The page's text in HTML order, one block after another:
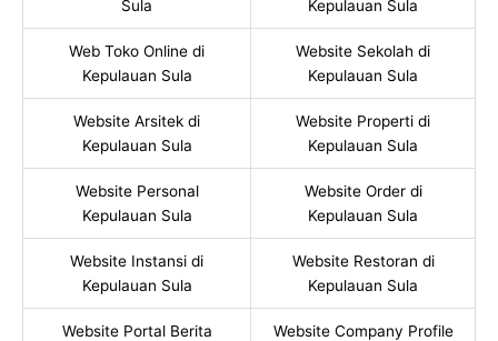
Sula
Kepulauan Sula
Web Toko Online di
Kepulauan Sula
Website Sekolah di
Kepulauan Sula
Website Arsitek di
Kepulauan Sula
Website Properti di
Kepulauan Sula
Website Personal
Kepulauan Sula
Website Order di
Kepulauan Sula
Website Instansi di
Kepulauan Sula
Website Restoran di
Kepulauan Sula
Website Portal Berita
Website Company Profile